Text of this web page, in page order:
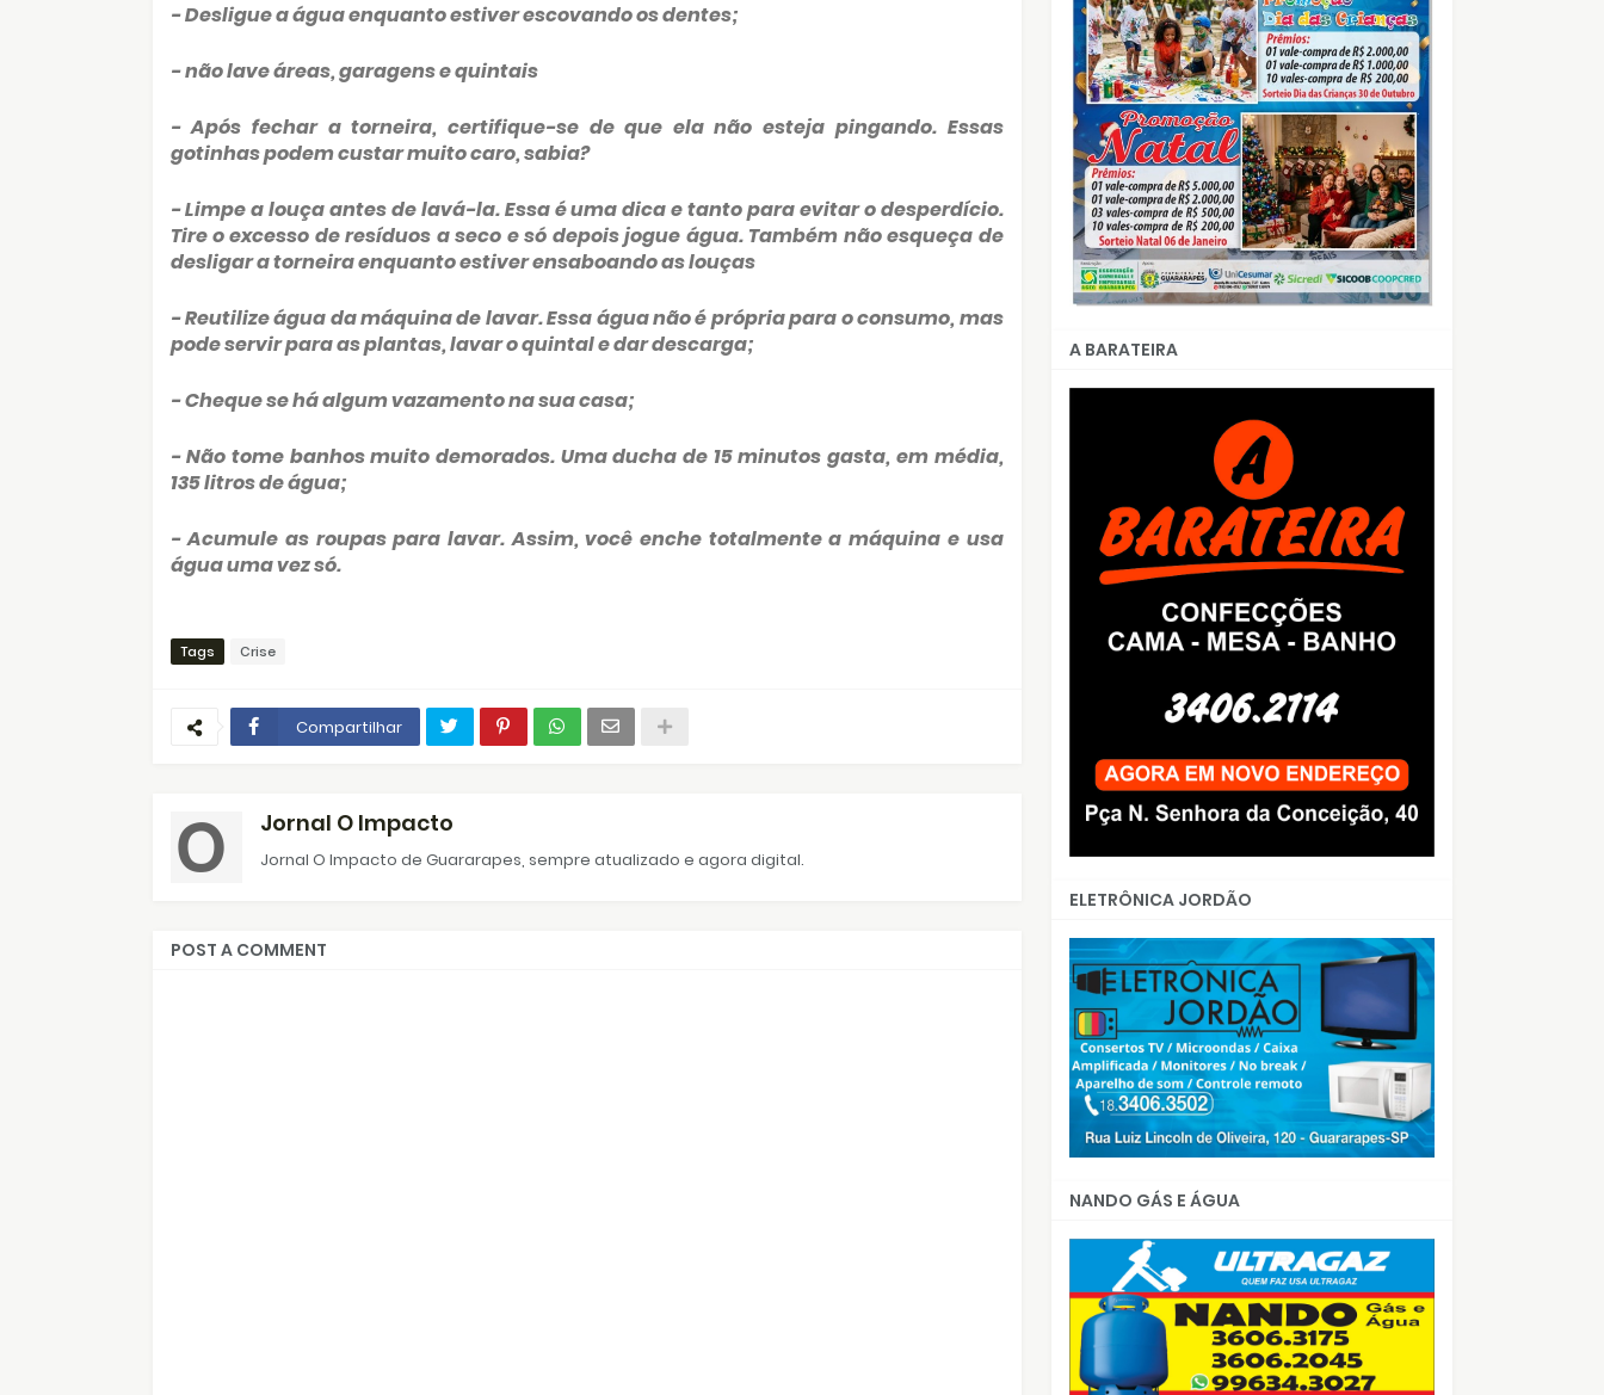
- Desligue a água enquanto estiver escovando os dentes;
- não lave áreas, garagens e quintais
- Após fechar a torneira, certifique-se de que ela não esteja pingando. Essas
gotinhas podem custar muito caro, sabia?
- Limpe a louça antes de lavá-la. Essa é uma dica e tanto para evitar o desperdício.
Tire o excesso de resíduos a seco e só depois jogue água. Também não esqueça de
desligar a torneira enquanto estiver ensaboando as louças
- Reutilize água da máquina de lavar. Essa água não é própria para o consumo, mas
pode servir para as plantas, lavar o quintal e dar descarga;
- Cheque se há algum vazamento na sua casa;
- Não tome banhos muito demorados. Uma ducha de 15 minutos gasta, em média,
135 litros de água;
- Acumule as roupas para lavar. Assim, você enche totalmente a máquina e usa
água uma vez só.
Tags Crise
Compartilhar
Jornal O Impacto
Jornal O Impacto de Guararapes, sempre atualizado e agora digital.
POST A COMMENT
A BARATEIRA
ELETRÔNICA JORDÃO
NANDO GÁS E ÁGUA